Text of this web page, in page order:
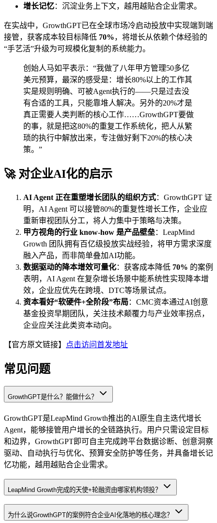
增长记忆：沉淀业务上下文，越用越贴合企业需求。
在实战中，GrowthGPT已在全球市场冷启动投放中实现端到端
接管，获客成本较目标降低 70%，将增长从依赖个体经验的
“手艺活”升级为可规模化复制的系统能力。
创始人马如平表示：“我做了八年甲方管理50多亿
美元预算，最深的感受是：增长80%以上的工作其
实是规则明确、可被Agent执行的——只是过去没
有合适的工具，只能靠堆人解决。另外的20%才是
真正需要人类判断的核心工作……GrowthGPT要做
的事，就是把这80%的重复工作系统化，把人从繁
琐的执行中解放出来，专注做好剩下20%的核心决
策。”
🚀 对企业AI化的启示
AI Agent 正在重塑增长团队的组织方式：GrowthGPT 证
明，AI Agent 可以接管80%的重复性增长工作，企业应
重新审视团队分工，将人力集中于策略与决策。
甲方视角的行业 know-how 是产品壁垒：LeapMind
Growth 团队拥有百亿级投放实战经验，将甲方需求深度
融入产品，而非简单叠加AI功能。
数据驱动的降本增效可量化：获客成本降低 70% 的案例
表明，AI Agent 在复杂增长场景中能系统性实现降本增
效，企业应优先在跨境、DTC等场景试点。
资本看好“软硬件+全阶段”布局：CMC资本通过AI创意
基金投资早期团队，关注技术颠覆力与产业效率拐点，
企业应关注此类资本动向。
【官方原文链接】 点击访问首发地址
常见问题
GrowthGPT是什么？能做什么？
GrowthGPT是LeapMind Growth推出的AI原生自主迭代增长
Agent，能够接管用户增长的全链路执行。用户只需设定目标
和边界，GrowthGPT即可自主完成跨平台数据诊断、创意洞察
驱动、自动执行与优化、预算安全防护等任务，并具备增长记
忆功能，越用越贴合企业需求。
LeapMind Growth完成的天使+轮融资由哪家机构领投？
为什么说GrowthGPT的案例符合企业AI化落地的核心理念？